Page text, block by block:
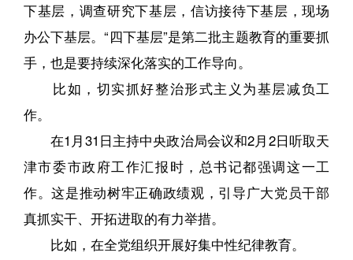
下基层，调查研究下基层，信访接待下基层，现场
办公下基层。“四下基层”是第二批主题教育的重要抓
手，也是要持续深化落实的工作导向。
比如，切实抓好整治形式主义为基层减负工
作。
在1月31日主持中央政治局会议和2月2日听取天
津市委市政府工作汇报时，总书记都强调这一工
作。这是推动树牢正确政绩观，引导广大党员干部
真抓实干、开拓进取的有力举措。
比如，在全党组织开展好集中性纪律教育。